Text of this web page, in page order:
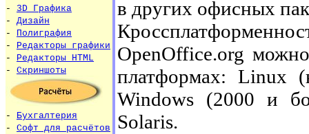
- 3D Графика
- Дизайн
- Полиграфия
- Редакторы графики
- Редакторы HTML
- Скриншоты
- Бухгалтерия
- Софт для расчётов
в других офисных
OpenOffice.org
платформах: Linux
Windows (2000 и
Solaris.